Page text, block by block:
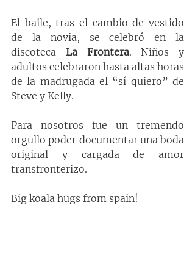
El baile, tras el cambio de vestido
de la novia, se celebró en la
discoteca La Frontera. Niños y
adultos celebraron hasta altas horas
de la madrugada el “sí quiero” de
Steve y Kelly.
Para nosotros fue un tremendo
orgullo poder documentar una boda
original y cargada de amor
transfronterizo.
Big koala hugs from spain!